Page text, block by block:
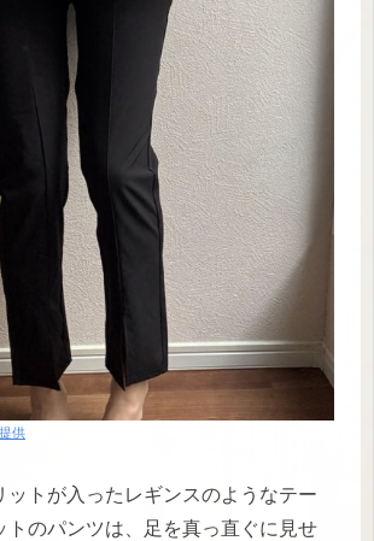
供
ットが入ったレギンスのようなテー
トのパンツは、足を真っ直ぐに見せ